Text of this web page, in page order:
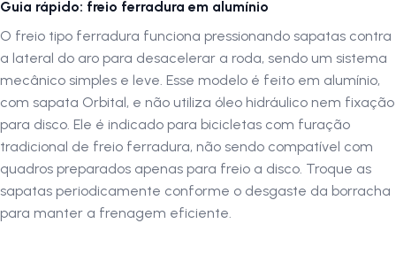
O Freio Ferradura Importado C-10
é a escolha certa para quem
busca desempenho e confiabilidade. Seu corpo em alumínio garante
leveza e longa durabilidade, enquanto o sistema orbital proporciona
frenagens estáveis e seguras. É uma ótima opção para quem deseja
renovar ou aprimorar o sistema de freios com qualidade e design
moderno.
Autenticação de montagem correta
A montagem ou instalação do produto deve ser realizada por uma
Guia rápido: freio ferradura em alumínio
O freio tipo ferradura funciona pressionando sapatas contra
a lateral do aro para desacelerar a roda, sendo um sistema
mecânico simples e leve. Esse modelo é feito em alumínio,
com sapata Orbital, e não utiliza óleo hidráulico nem fixação
para disco. Ele é indicado para bicicletas com furação
tradicional de freio ferradura, não sendo compatível com
quadros preparados apenas para freio a disco. Troque as
sapatas periodicamente conforme o desgaste da borracha
para manter a frenagem eficiente.